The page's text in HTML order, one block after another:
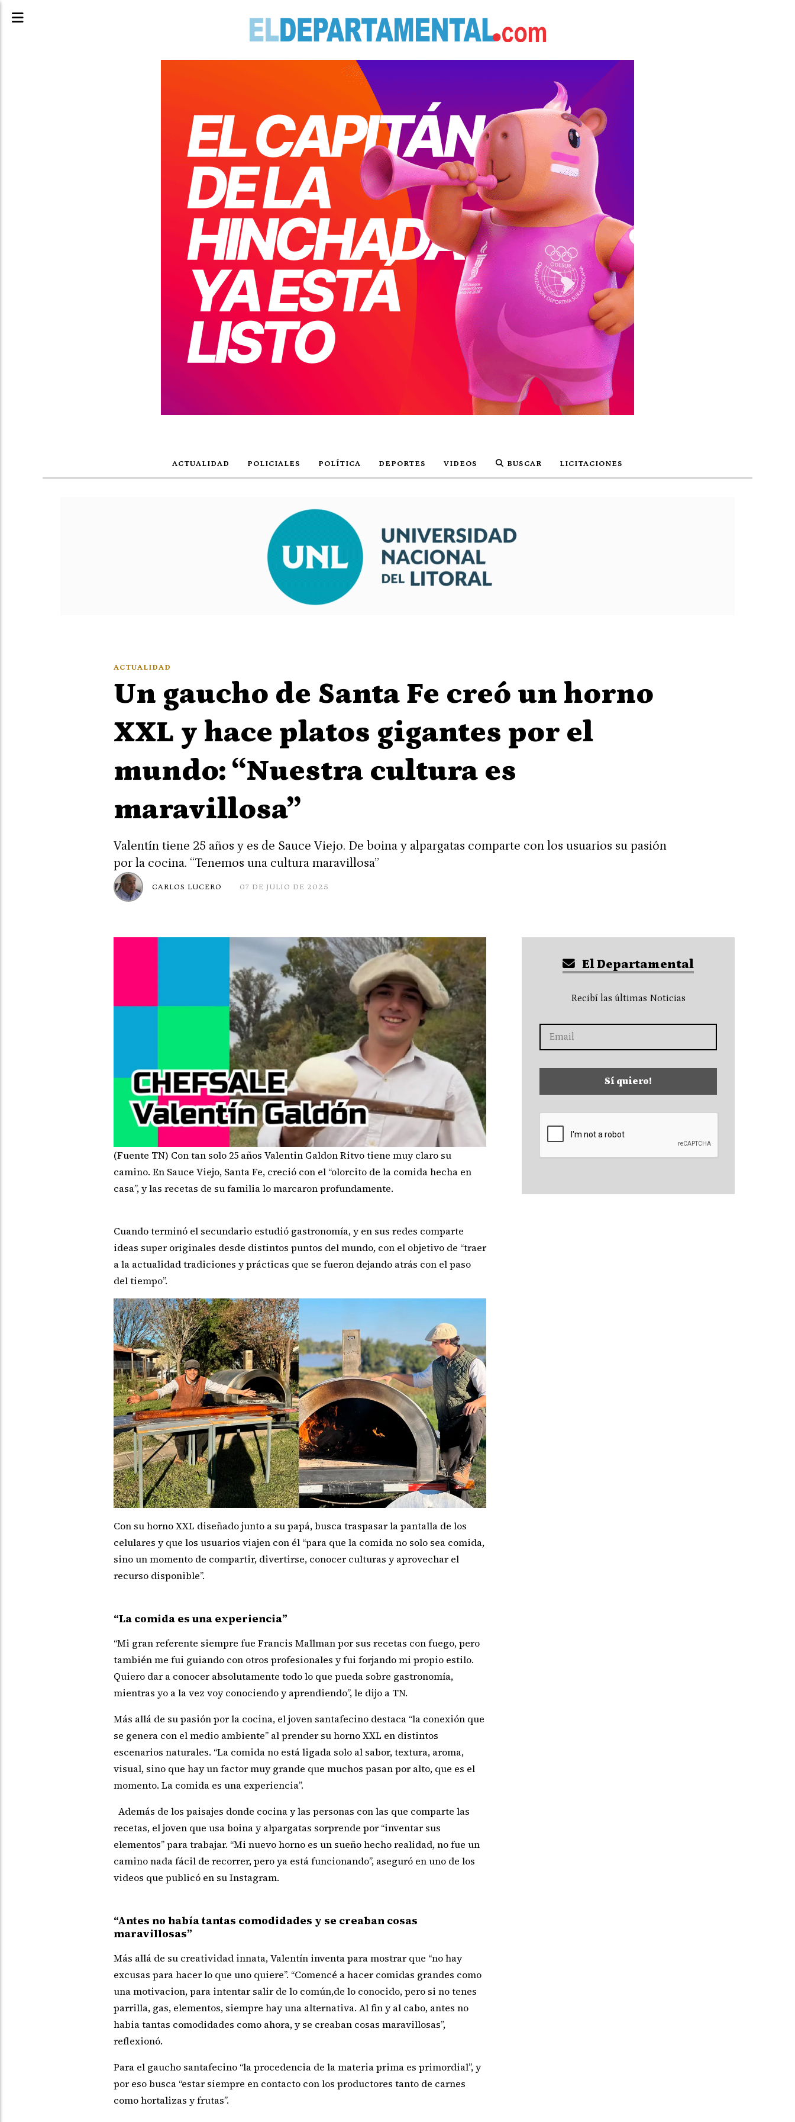
ACTUALIDAD POLICIALES POLÍTICA DEPORTES VIDEOS BUSCAR LICITACIONES
Un gaucho de Santa Fe creó un horno
XXL y hace platos gigantes por el
mundo: “Nuestra cultura es
maravillosa”
Valentín tiene 25 años y es de Sauce Viejo. De boina y alpargatas comparte con los usuarios su pasión
por la cocina. “Tenemos una cultura maravillosa”
ACTUALIDAD
07 DE JULIO DE 2025
CARLOS LUCERO
(Fuente TN) Con tan solo 25 años Valentin Galdon Ritvo tiene muy claro su
camino. En Sauce Viejo, Santa Fe, creció con el “olorcito de la comida hecha en
casa”, y las recetas de su familia lo marcaron profundamente.
Cuando terminó el secundario estudió gastronomía, y en sus redes comparte
ideas super originales desde distintos puntos del mundo, con el objetivo de “traer
a la actualidad tradiciones y prácticas que se fueron dejando atrás con el paso
del tiempo”.
Con su horno XXL diseñado junto a su papá, busca traspasar la pantalla de los
celulares y que los usuarios viajen con él “para que la comida no solo sea comida,
sino un momento de compartir, divertirse, conocer culturas y aprovechar el
recurso disponible”.
“La comida es una experiencia”
“Mi gran referente siempre fue Francis Mallman por sus recetas con fuego, pero
también me fui guiando con otros profesionales y fui forjando mi propio estilo.
Quiero dar a conocer absolutamente todo lo que pueda sobre gastronomía,
mientras yo a la vez voy conociendo y aprendiendo”, le dijo a TN.
Más allá de su pasión por la cocina, el joven santafecino destaca “la conexión que
se genera con el medio ambiente” al prender su horno XXL en distintos
escenarios naturales. “La comida no está ligada solo al sabor, textura, aroma,
visual, sino que hay un factor muy grande que muchos pasan por alto, que es el
momento. La comida es una experiencia”.
Además de los paisajes donde cocina y las personas con las que comparte las
recetas, el joven que usa boina y alpargatas sorprende por “inventar sus
elementos” para trabajar. “Mi nuevo horno es un sueño hecho realidad, no fue un
camino nada fácil de recorrer, pero ya está funcionando”, aseguró en uno de los
videos que publicó en su Instagram.
“Antes no había tantas comodidades y se creaban cosas
maravillosas”
Más allá de su creatividad innata, Valentín inventa para mostrar que “no hay
excusas para hacer lo que uno quiere”. “Comencé a hacer comidas grandes como
una motivacion, para intentar salir de lo común,de lo conocido, pero si no tenes
parrilla, gas, elementos, siempre hay una alternativa. Al fin y al cabo, antes no
habia tantas comodidades como ahora, y se creaban cosas maravillosas”,
reflexionó.
Para el gaucho santafecino “la procedencia de la materia prima es primordial”, y
por eso busca “estar siempre en contacto con los productores tanto de carnes
como hortalizas y frutas”.
El Departamental
Recibí las últimas Noticias
Sí quiero!